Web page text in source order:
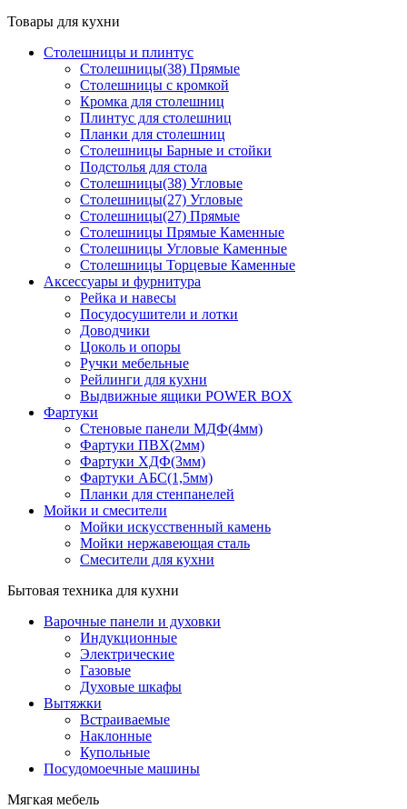
Товары для кухни
Столешницы и плинтус
Столешницы(38) Прямые
Столешницы с кромкой
Кромка для столешниц
Плинтус для столешниц
Планки для столешниц
Столешницы Барные и стойки
Подстолья для стола
Столешницы(38) Угловые
Столешницы(27) Угловые
Столешницы(27) Прямые
Столешницы Прямые Каменные
Столешницы Угловые Каменные
Столешницы Торцевые Каменные
Аксессуары и фурнитура
Рейка и навесы
Посудосушители и лотки
Доводчики
Цоколь и опоры
Ручки мебельные
Рейлинги для кухни
Выдвижные ящики POWER BOX
Фартуки
Стеновые панели МДФ(4мм)
Фартуки ПВХ(2мм)
Фартуки ХДФ(3мм)
Фартуки АБС(1,5мм)
Планки для стенпанелей
Мойки и смесители
Мойки искусственный камень
Мойки нержавеющая сталь
Смесители для кухни
Бытовая техника для кухни
Варочные панели и духовки
Индукционные
Электрические
Газовые
Духовые шкафы
Вытяжки
Встраиваемые
Наклонные
Купольные
Посудомоечные машины
Мягкая мебель